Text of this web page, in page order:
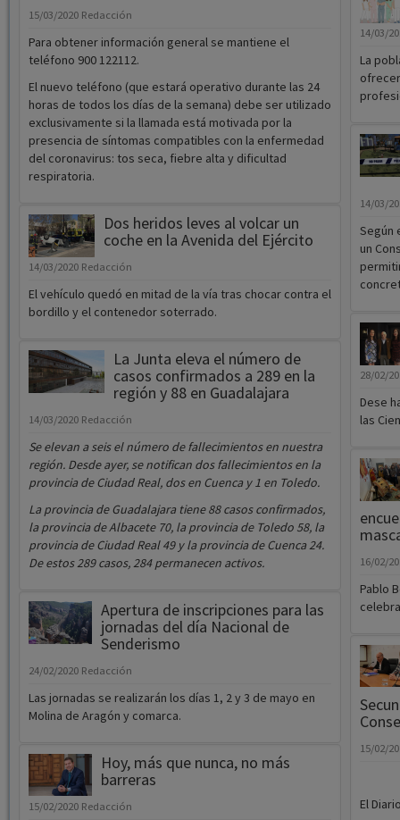
15/03/2020 Redacción
Para obtener información general se mantiene el
teléfono 900 122112.
El nuevo teléfono (que estará operativo durante las 24
horas de todos los días de la semana) debe ser utilizado
exclusivamente si la llamada está motivada por la
presencia de síntomas compatibles con la enfermedad
del coronavirus: tos seca, fiebre alta y dificultad
respiratoria.
Dos heridos leves al volcar un
coche en la Avenida del Ejército
14/03/2020 Redacción
El vehículo quedó en mitad de la vía tras chocar contra el
bordillo y el contenedor soterrado.
La Junta eleva el número de
casos confirmados a 289 en la
región y 88 en Guadalajara
14/03/2020 Redacción
Se elevan a seis el número de fallecimientos en nuestra
región. Desde ayer, se notifican dos fallecimientos en la
provincia de Ciudad Real, dos en Cuenca y 1 en Toledo.
La provincia de Guadalajara tiene 88 casos confirmados,
la provincia de Albacete 70, la provincia de Toledo 58, la
provincia de Ciudad Real 49 y la provincia de Cuenca 24.
De estos 289 casos, 284 permanecen activos.
Apertura de inscripciones para las
jornadas del día Nacional de
Senderismo
24/02/2020 Redacción
Las jornadas se realizarán los días 1, 2 y 3 de mayo en
Molina de Aragón y comarca.
Hoy, más que nunca, no más
barreras
15/02/2020 Redacción
14/03/
La
14/03/
Según
un
28/02/
Dese
las
16/02/
Pablo
15/02/
El